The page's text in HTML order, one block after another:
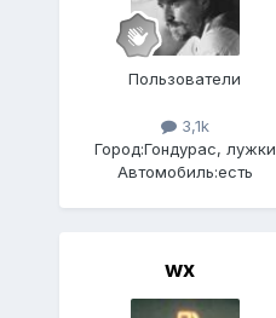
Пользователи
3,1k
Город:Гондурас, лужки
Автомобиль:есть
wx